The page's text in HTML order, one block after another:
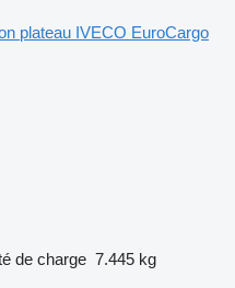
plateau IVECO EuroCargo
de charge 7.445 kg